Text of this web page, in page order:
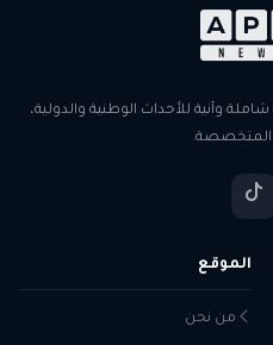
وآنية للأحداث الوطنية والدولية،
المتخصصة.
الموقع
من نحن